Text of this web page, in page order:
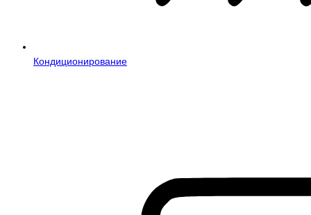
Кондиционирование